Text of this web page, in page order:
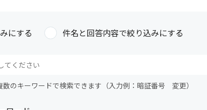
にする 件名と回答内容で絞り込みにする
数のキーワードで検索できます（入力例：暗証番号 変更）